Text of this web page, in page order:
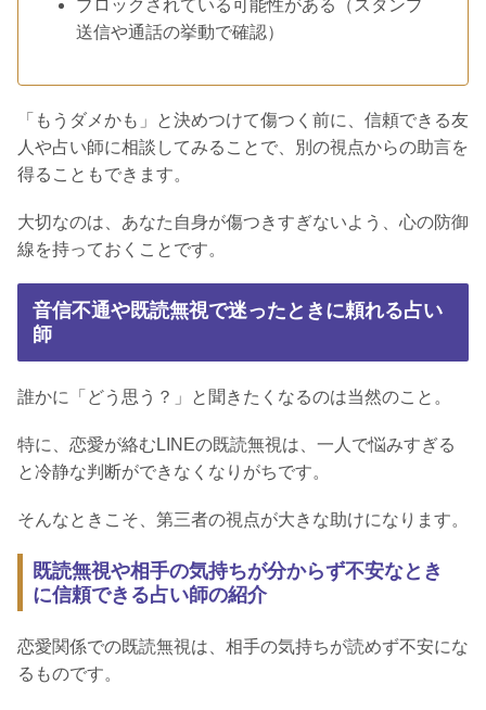
ブロックされている可能性がある（スタンプ
送信や通話の挙動で確認）
「もうダメかも」と決めつけて傷つく前に、信頼できる友
人や占い師に相談してみることで、別の視点からの助言を
得ることもできます。
大切なのは、あなた自身が傷つきすぎないよう、心の防御
線を持っておくことです。
音信不通や既読無視で迷ったときに頼れる占い
師
誰かに「どう思う？」と聞きたくなるのは当然のこと。
特に、恋愛が絡むLINEの既読無視は、一人で悩みすぎる
と冷静な判断ができなくなりがちです。
そんなときこそ、第三者の視点が大きな助けになります。
既読無視や相手の気持ちが分からず不安なとき
に信頼できる占い師の紹介
恋愛関係での既読無視は、相手の気持ちが読めず不安にな
るものです。